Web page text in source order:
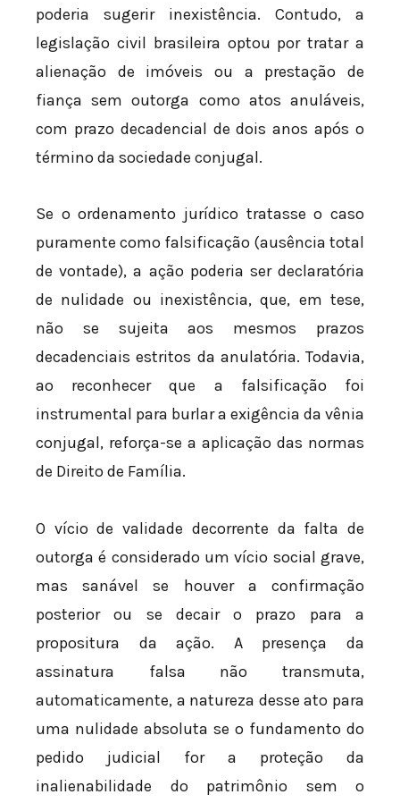
poderia sugerir inexistência. Contudo, a
legislação civil brasileira optou por tratar a
alienação de imóveis ou a prestação de
fiança sem outorga como atos anuláveis,
com prazo decadencial de dois anos após o
término da sociedade conjugal.
Se o ordenamento jurídico tratasse o caso
puramente como falsificação (ausência total
de vontade), a ação poderia ser declaratória
de nulidade ou inexistência, que, em tese,
não se sujeita aos mesmos prazos
decadenciais estritos da anulatória. Todavia,
ao reconhecer que a falsificação foi
instrumental para burlar a exigência da vênia
conjugal, reforça-se a aplicação das normas
de Direito de Família.
O vício de validade decorrente da falta de
outorga é considerado um vício social grave,
mas sanável se houver a confirmação
posterior ou se decair o prazo para a
propositura da ação. A presença da
assinatura falsa não transmuta,
automaticamente, a natureza desse ato para
uma nulidade absoluta se o fundamento do
pedido judicial for a proteção da
inalienabilidade do patrimônio sem o